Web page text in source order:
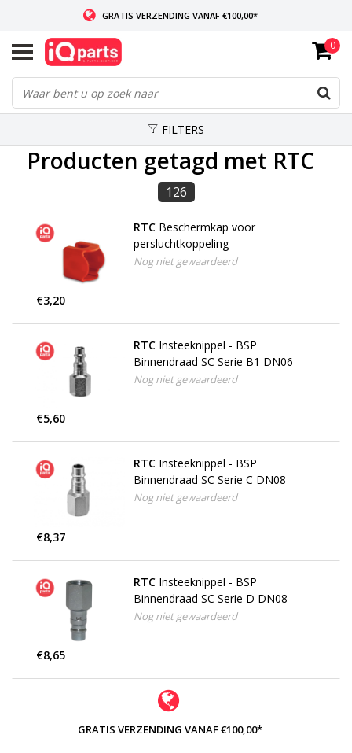
GRATIS VERZENDING VANAF €100,00*
INDIEN VOORRADIG: VOOR 14:00 BESTELD, ZELFDE DAG VERZONDEN
WERELDWIJDE LEVERING
0
FILTERS
Producten getagd met RTC
126
RTC Beschermkap voor
persluchtkoppeling
Nog niet gewaardeerd
€3,20
RTC Insteeknippel - BSP
Binnendraad SC Serie B1 DN06
Nog niet gewaardeerd
€5,60
RTC Insteeknippel - BSP
Binnendraad SC Serie C DN08
Nog niet gewaardeerd
€8,37
RTC Insteeknippel - BSP
Binnendraad SC Serie D DN08
Nog niet gewaardeerd
€8,65
GRATIS VERZENDING VANAF €100,00*